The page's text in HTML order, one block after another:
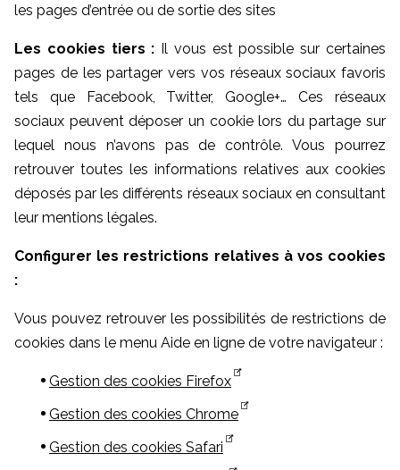
les pages d’entrée ou de sortie des sites
Les cookies tiers : Il vous est possible sur certaines
pages de les partager vers vos réseaux sociaux favoris
tels que Facebook, Twitter, Google+… Ces réseaux
sociaux peuvent déposer un cookie lors du partage sur
lequel nous n’avons pas de contrôle. Vous pourrez
retrouver toutes les informations relatives aux cookies
déposés par les différents réseaux sociaux en consultant
leur mentions légales.
Configurer les restrictions relatives à vos cookies
:
Vous pouvez retrouver les possibilités de restrictions de
cookies dans le menu Aide en ligne de votre navigateur :
Gestion des cookies Firefox
Gestion des cookies Chrome
Gestion des cookies Safari